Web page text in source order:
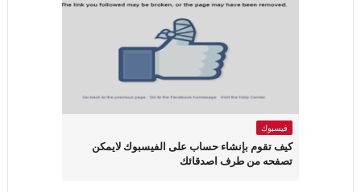
فيسبوك
كيف تقوم بإنشاء حساب على الفيسبوك لايمكن
تصفحه من طرف اصدقائك